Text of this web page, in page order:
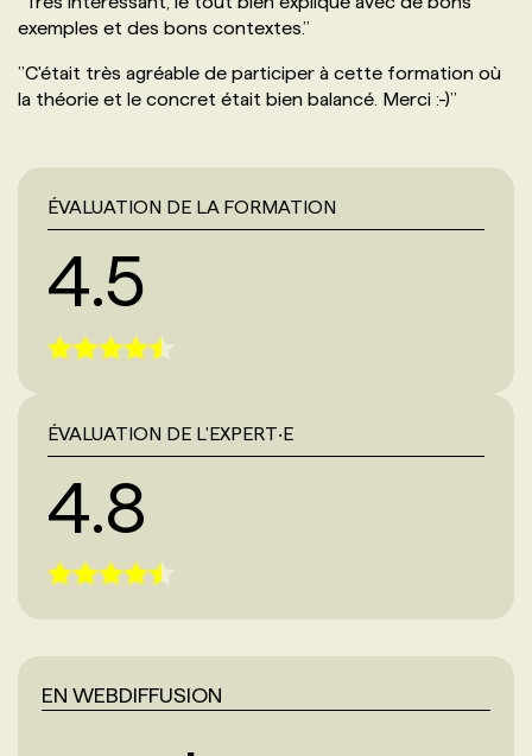
exemples et des bons contextes.’’
’’C'était très agréable de participer à cette formation où
la théorie et le concret était bien balancé. Merci :-)’’
ÉVALUATION DE LA FORMATION
4.5
ÉVALUATION DE L'EXPERT‧E
4.8
EN WEBDIFFUSION